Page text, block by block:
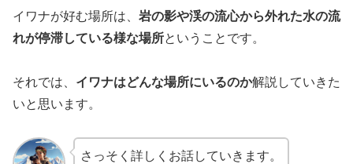
イワナが好む場所は、 岩の影や渓の流心から外れた水の流
れが停滞している様な場所ということです。
それでは、 イワナはどんな場所にいるのか解説していきた
いと思います。
さっそく詳しくお話していきます。